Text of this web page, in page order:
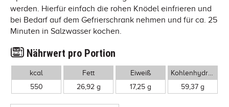
werden. Hierfür einfach die rohen Knödel einfrieren und
bei Bedarf auf dem Gefrierschrank nehmen und für ca. 25
Minuten in Salzwasser kochen.
Nährwert pro Portion
kcal
550
Fett
26,92 g
Eiweiß
17,25 g
59,37 g